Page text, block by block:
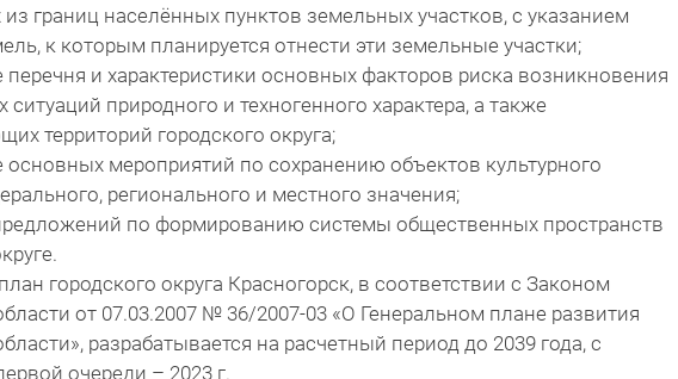
границ населённых пунктов земельных участков, с указанием
к которым планируется отнести эти земельные участки;
перечня и характеристики основных факторов риска возникновения
природного и техногенного характера, а также
территорий городского округа;
основных мероприятий по сохранению объектов культурного
регионального и местного значения;
по формированию системы общественных пространств
городского округа Красногорск, в соответствии с Законом
от 07.03.2007 № 36/2007-03 «О Генеральном плане развития
разрабатывается на расчетный период до 2039 года, с
очереди – 2023 г.